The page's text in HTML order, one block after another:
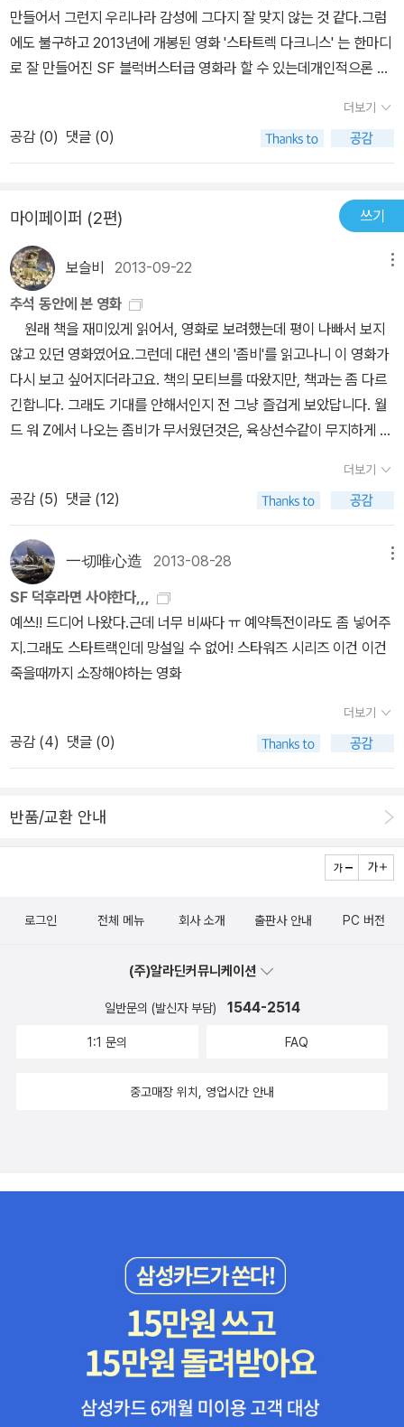
력적이다.
만들어서 그런지 우리나라 감성에 그다지 잘 맞지 않는 것 같다.그럼
에도 불구하고 2013년에 개봉된 영화 '스타트렉 다크니스' 는 한마디
로 잘 만들어진 SF 블럭버스터급 영화라 할 수 있는데개인적으론 별
에이브럼스' 의 뛰어난 능력이 십분 발휘되었다고 보여진다.J.J. 에이
브럼스는 '미션 임파서블 3'으로 단번에 이름을 알린 뒤 '스타트렉 더
비기닝' '슈퍼 에이트' 를 연출한 데 이어 SF영화의 최고봉인 '스타워
처럼 CF 감독으로 데뷔하여 감각적인 영상을 잘 표현해내고 있으며,
특히 SF 장르에 탁월한 재능을 보이며 SF 블럭버스터에 특화된 감
독이라 할 수 있다. 본 영화는 시리즈물임에도 불구하고 전편의 이야
기를 보지 않아도 될 만큼 개별적인 스토리 구성을 지니고 있으며, 압
도적인 Visual을 바탕으로 장대한 시작효과를 자랑하고 있다. 또한,
최근 영화들의 공통적인 특징인 멋진 악역이 여기에도 등장하고 있는
데 그는 바로 '배네딕트 컴버배치' 이다.​​그는 '셜록 시즌 1'을 통해 이
름을 알린 뒤 최근 '노예 12년' 과 '이미테이션 게임' 에 출연하며 지적
이며 세련된 영국배우의 연기수준을 과시하고 있다. 영화에서도 폭력
를 사연이 있을 것만 같은 느낌을 풍기고 있다. 그리고 주인공 '커크'
와 '스팍' 두 사람을 압도하고 능가하는 그의 존재적인 이미지가 영화
를 이끌어 간다고 해도 과언이 아닐 정도로 그의 비중이 매우 커 보인
다.​ 사실 영화 초반에는 다소 지루한 측면이 없진 않지만 악당 '배네딕
트 컴버배치' 등장이후 미스테리한 스릴러적인 내용이 전개되면서 내
용은 흥미를 더해간다. 특히 주인공 '커크' 를 맡은 '크리스 파인' 과
'스팍'을 맡은 '재커리 퀸토'간의 대립은 극중 흥미를 배가시켜주는 데
'커크' 가 즉흥적이고 감성적인 반면 '스팍' 은 이성적이고 합리적인 성
격을 보여준다. 허나 이들의 묘한 캐미는 서로간의 동화를 이끌어내
면Queen의 'You're My Best Friend'를 추천하고 싶다.선곡의 이
래서인지 노래제목과도 잘 어울릴 것 같았다.​'You're My Best Frie
nd'는 영국 록밴드 Queen이 1975녕에 발표한 최고의 명반 'A Nigh
t At The Opera'(유명한 'Love Of My Life'와 'Bohemian Rhap
연주자 John Deacon이 작곡한 노래이기도 하다. 한번쯤 들어본 기
이기도 한 보컬 하모니에다가 John이 연주한 일렉트릭 피아노연주
가 인상적인데 무엇보다도 경쾌한 멜로디가 귀에 오래도록 남는다. h
더보기
공감 (0) 댓글 (0)
마이페이퍼 (2편) 쓰기
보슬비 2013-09-22
추석 동안에 본 영화
원래 책을 재미있게 읽어서, 영화로 보려했는데 평이 나빠서 보지
않고 있던 영화였어요.그런데 대런 섄의 '좀비'를 읽고나니 이 영화가
다시 보고 싶어지더라고요. 책의 모티브를 따왔지만, 책과는 좀 다르
긴합니다. 그래도 기대를 안해서인지 전 그냥 즐겁게 보았답니다. 월
드 워 Z에서 나오는 좀비가 무서웠던것은, 육상선수같이 무지하게 뛰
수 있다 생각했는데, 뛰어다니는 좀비는 무서워요. ^^ 원래 '스타트
랙' 좋아했지만,'베네딕트 컴버배치'가 악당으로 나와서 보고 싶었던
영화였어요. 그런데 볼거리 화려하고 악당 멋있었지만..긴장감이 떨
어져서 생각보다 지루했어요. 다크니스에서 부족한 매력을 채우려
고 그동안 아껴두고 안봤던 '셜록 홈즈'도 찾게 되었답니다.어찌보면
참 못생긴 배우인데, 셜록을 보면 그가 참 멋지게 보이니...역시 배우
는 자신과 맞는 역활을 만나는것이 중요한것 같아요. 드라마인데 한
편 한편이 영화 같은 드라마랍니다. 부천 판타스틱 영화제에 초청받
은 영화라고 하네요.고통을 못 느끼는 아이들에 관한 이야기를 다룬
영화라 호러 영화인줄 알았어요. 그런데 제가 알고 있는 일반적인 호
러영화가 아니었어요.묘한 긴장감과 친절하지 않게 흘러가는 화면 전
겠어요.스페인 내전이 배경이라 고통을 느끼지 못해 제 살을 뜯어 먹
과 같은 같은 처지 인것 같았어요. 다 보고도 계속 생각나네요. 천사같
이 웃으며 자신의 손톱을 뜯는 놀이를 즐기는 아이들의 모습이... 신
체 변형수술에 관한 독특한 공포영화예요.엔딩만 더 잘되었어도 좋았
면서고 기괴합니다. 끔찍한 장면 못 보시는 분들에게는 권할수 없는
랙'밖에 없고요.나머지는 혼자 보고나, 신랑과 봤어요.^^
더보기
공감 (5) 댓글 (12)
一切唯心造 2013-08-28
SF 덕후라면 사야한다,,,
예쓰!! 드디어 나왔다.근데 너무 비싸다 ㅠ 예약특전이라도 좀 넣어주
지.그래도 스타트랙인데 망설일 수 없어! 스타워즈 시리즈 이건 이건
죽을때까지 소장해야하는 영화
더보기
공감 (4) 댓글 (0)
반품/교환 안내
로그인 전체 메뉴 회사 소개 출판사 안내 PC 버전
(주)알라딘커뮤니케이션
일반문의 (발신자 부담) 1544-2514
1:1 문의 FAQ
중고매장 위치, 영업시간 안내